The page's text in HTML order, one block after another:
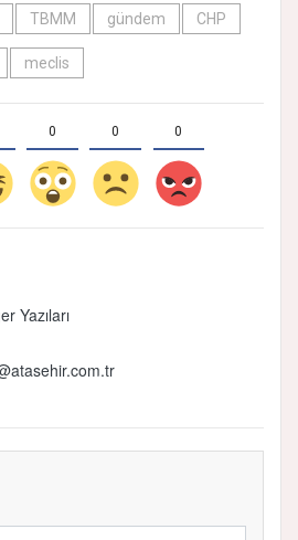
TBMM gündem CHP
meclis
0 0 0
Yazıları